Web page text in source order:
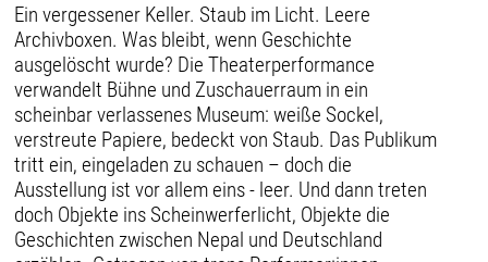
Ein vergessener Keller. Staub im Licht. Leere
Archivboxen. Was bleibt, wenn Geschichte
ausgelöscht wurde? Die Theaterperformance
verwandelt Bühne und Zuschauerraum in ein
scheinbar verlassenes Museum: weiße Sockel,
verstreute Papiere, bedeckt von Staub. Das Publikum
tritt ein, eingeladen zu schauen – doch die
Ausstellung ist vor allem eins - leer. Und dann treten
doch Objekte ins Scheinwerferlicht, Objekte die
Geschichten zwischen Nepal und Deutschland